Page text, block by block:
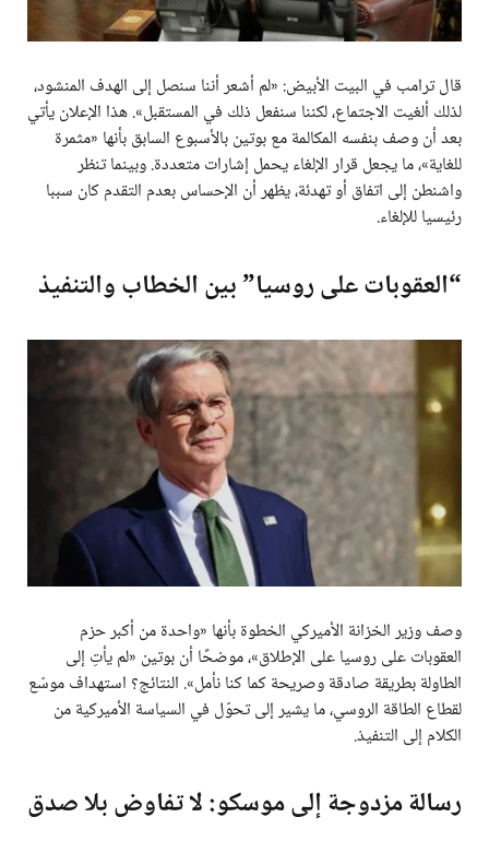
قال ترامب في البيت الأبيض: «لم أشعر أننا سنصل إلى الهدف المنشود،
لذلك ألغيت الاجتماع، لكننا سنفعل ذلك في المستقبل». هذا الإعلان يأتي
بعد أن وصف بنفسه المكالمة مع بوتين بالأسبوع السابق بأنها «مثمرة
للغاية»، ما يجعل قرار الإلغاء يحمل إشارات متعددة. وبينما تنظر
واشنطن إلى اتفاق أو تهدئة، يظهر أن الإحساس بعدم التقدم كان سببا
رئيسيا للإلغاء.
“العقوبات على روسيا” بين الخطاب والتنفيذ
وصف وزير الخزانة الأميركي الخطوة بأنها «واحدة من أكبر حزم
العقوبات على روسيا على الإطلاق»، موضحًا أن بوتين «لم يأتِ إلى
الطاولة بطريقة صادقة وصريحة كما كنا نأمل». النتائج؟ استهداف موسّع
لقطاع الطاقة الروسي، ما يشير إلى تحوّل في السياسة الأميركية من
الكلام إلى التنفيذ.
رسالة مزدوجة إلى موسكو: لا تفاوض بلا صدق